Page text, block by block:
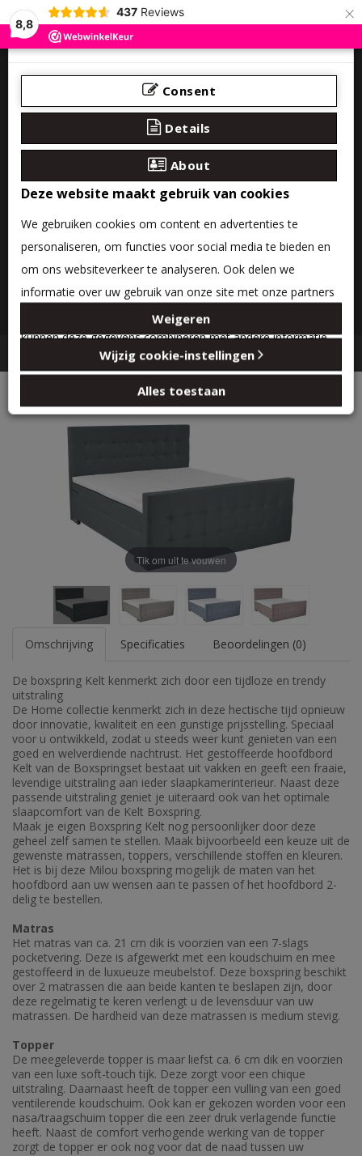
8,8
437 Reviews ×
0 product(en) - €0,00
Boxspringset Kelt
Tik om uit te vouwen
Omschrijving Specificaties Beoordelingen (0)
De boxspring Kelt kenmerkt zich door een tijdloze en trendy
uitstraling
De Home collectie kenmerkt zich in deze hectische tijd opnieuw
door innovatie, kwaliteit en een gunstige prijsstelling. Speciaal
voor u ontwikkeld, zodat u steeds weer kunt genieten van een
goed en welverdiende nachtrust. Het gestoffeerde hoofdbord
Kelt van de Boxspringset bestaat uit vakken en geeft een fraaie,
levendige uitstraling aan ieder slaapkamerinterieur. Naast deze
passende uitstraling geniet je uiteraard ook van het optimale
slaapcomfort van de Kelt Boxspring.
Maak je eigen Boxspring Kelt nog persoonlijker door deze
geheel zelf samen te stellen. Maak bijvoorbeeld een keuze uit de
gewenste matrassen, toppers, verschillende stoffen en kleuren.
Het is bij deze Milou boxspring mogelijk de maten van het
hoofdbord aan uw wensen aan te passen of het hoofdbord 2-
delig te bestellen.
Matras
Het matras van ca. 21 cm dik is voorzien van een 7-slags
pocketvering. Deze is afgewerkt met een koudschuim en mee
gestoffeerd in de luxueuze meubelstof. Deze boxspring beschikt
over 2 matrassen die aan beide kanten te beslapen zijn, door
deze regelmatig te keren verlengt u de levensduur van uw
matrassen. De hardheid van deze matrassen is medium stevig.
Topper
De meegeleverde topper is maar liefst ca. 6 cm dik en voorzien
van een luxe soft-touch tijk. Deze zorgt voor een chique
uitstraling. Daarnaast heeft de topper een vulling van een goed
ventilerende koudschuim. Ook kan er gekozen worden voor een
nasa/traagschuim topper die een zeer druk verlagende functie
heeft. Naast de comfort verhogende werking van de topper
zorgt de topper er ook nog voor dat de naad tussen uw
Consent
Details
About
Deze website maakt gebruik van cookies
We gebruiken cookies om content en advertenties te
personaliseren, om functies voor social media te bieden en
om ons websiteverkeer te analyseren. Ook delen we
informatie over uw gebruik van onze site met onze partners
voor social media, adverteren en analyse. Deze partners
kunnen deze gegevens combineren met andere informatie
die u aan ze heeft verstrekt of die ze hebben verzameld op
basis van uw gebruik van hun services.
Weigeren
Wijzig cookie-instellingen
Alles toestaan